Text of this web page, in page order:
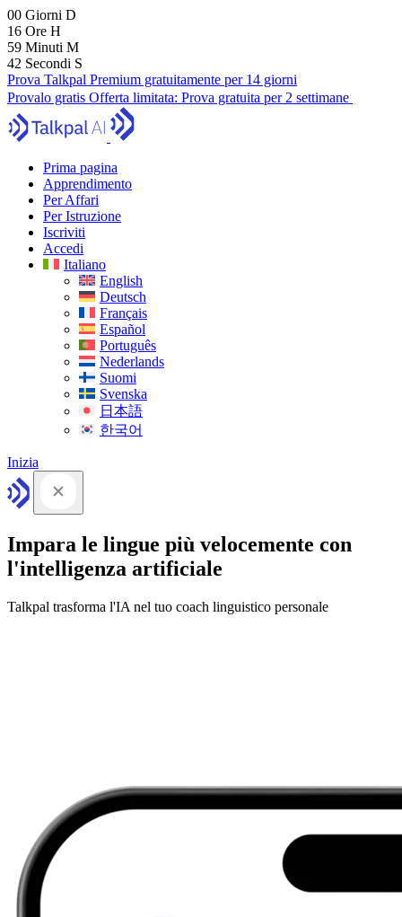
00 Giorni D
16 Ore H
59 Minuti M
40 Secondi S
Prova Talkpal Premium gratuitamente per 14 giorni
Provalo gratis Offerta limitata: Prova gratuita per 2 settimane
Prima pagina
Apprendimento
Per Affari
Per Istruzione
Iscriviti
Accedi
Italiano
English
Deutsch
Français
Español
Português
Nederlands
Suomi
Svenska
日本語
한국어
Inizia
Impara le lingue più velocemente con
l'intelligenza artificiale
Talkpal trasforma l'IA nel tuo coach linguistico personale